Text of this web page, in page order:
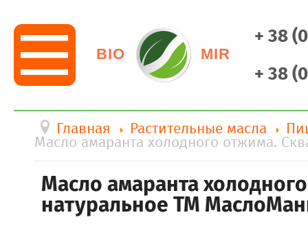
BIO MIR
+ 38
+ 38
Главная Растительные масла
Масло амаранта холодного отжима.
Масло амаранта
натуральное ТМ